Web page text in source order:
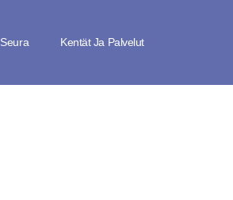
Seura Kentät Ja Palvelut